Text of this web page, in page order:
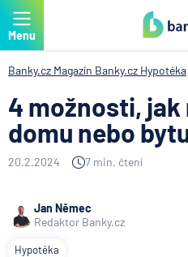
Menu
Banky.cz Magazín Banky.cz Hypotéka
4 možnosti, jak
domu nebo
20.2.2024 7 min. čtení
Jan Němec
Redaktor Banky.cz
Hypotéka